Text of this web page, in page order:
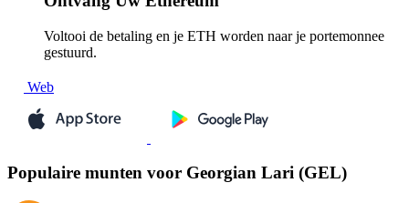
Voltooi de betaling en je ETH worden naar je portemonnee
gestuurd.
Web
Populaire munten voor Georgian Lari (GEL)